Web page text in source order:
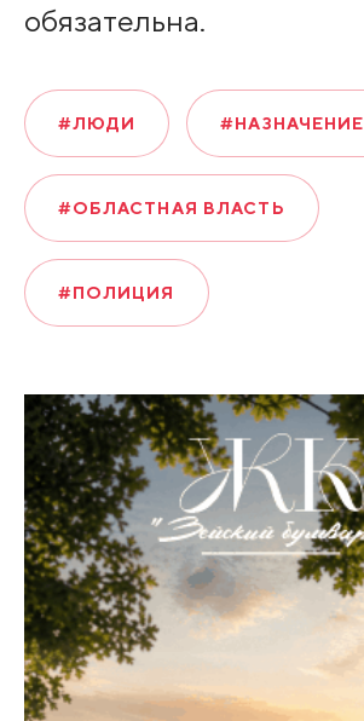
обязательна.
#ЛЮДИ #НАЗНАЧЕНИЕ
#ОБЛАСТНАЯ ВЛАСТЬ
#ПОЛИЦИЯ